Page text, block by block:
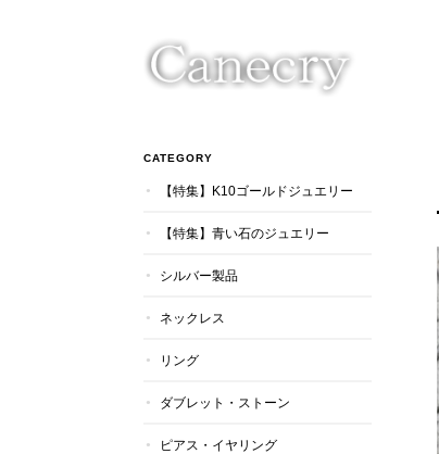
CATEGORY
【特集】K10ゴールドジュエリー
【特集】青い石のジュエリー
シルバー製品
ネックレス
リング
ダブレット・ストーン
ピアス・イヤリング